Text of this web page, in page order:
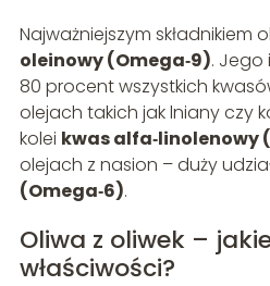
Najważniejszym składnikiem
oleinowy (Omega‑9). Jego
80 procent wszystkich
olejach takich jak lniany czy
kolei kwas alfa‑linolenowy
olejach z nasion – duży
(Omega‑6).
Oliwa z oliwek –
właściwości?